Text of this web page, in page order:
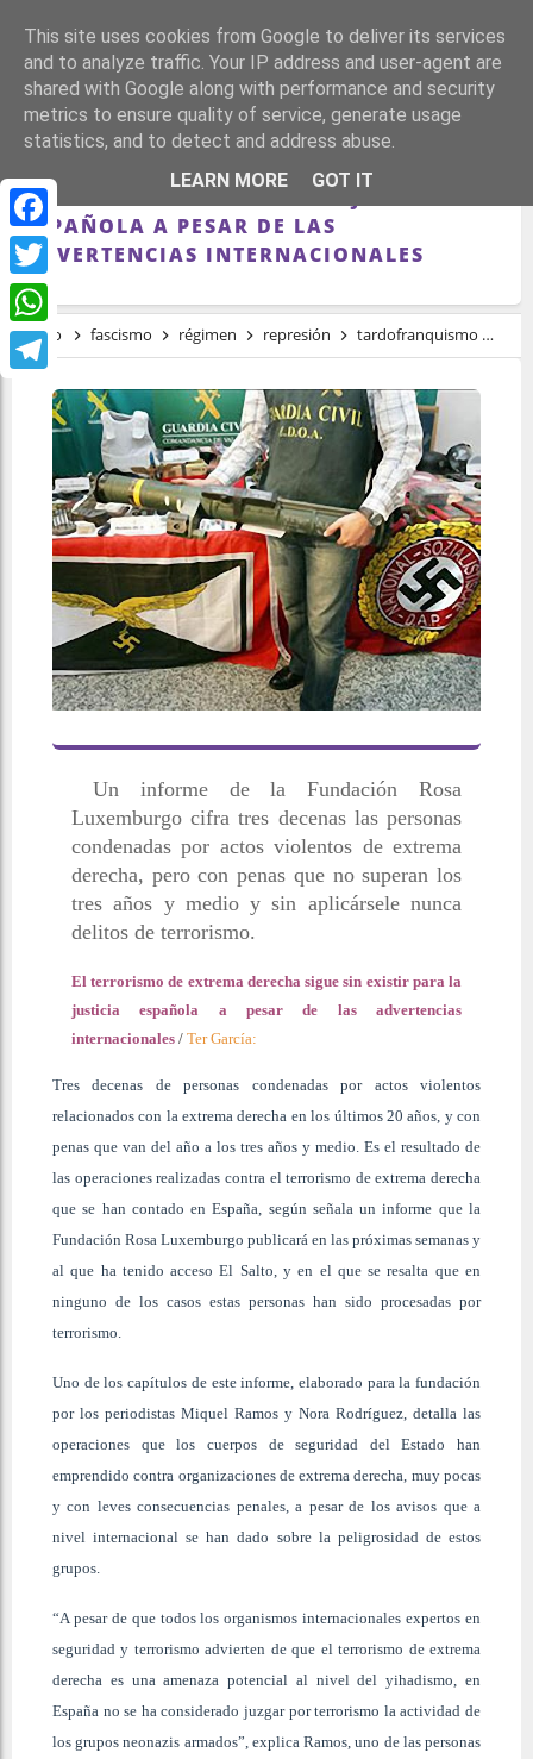
Facebook
Twitter
WhatsApp
Telegram
EL TERRORISMO DE EXTREMA DERECHA
SIGUE SIN EXISTIR PARA LA JUSTICIA
ESPAÑOLA A PESAR DE LAS
ADVERTENCIAS INTERNACIONALES
Inicio fascismo régimen represión tardofranquismo
Un informe de la Fundación Rosa
Luxemburgo cifra tres decenas las personas
condenadas por actos violentos de extrema
derecha, pero con penas que no superan los
tres años y medio y sin aplicársele nunca
delitos de terrorismo.
El terrorismo de extrema derecha sigue sin existir para la
justicia española a pesar de las advertencias
internacionales / Ter García:
Tres decenas de personas condenadas por actos violentos
relacionados con la extrema derecha en los últimos 20 años, y con
penas que van del año a los tres años y medio. Es el resultado de
las operaciones realizadas contra el terrorismo de extrema derecha
que se han contado en España, según señala un informe que la
Fundación Rosa Luxemburgo publicará en las próximas semanas y
al que ha tenido acceso El Salto, y en el que se resalta que en
ninguno de los casos estas personas han sido procesadas por
terrorismo.
Uno de los capítulos de este informe, elaborado para la fundación
por los periodistas Miquel Ramos y Nora Rodríguez, detalla las
operaciones que los cuerpos de seguridad del Estado han
emprendido contra organizaciones de extrema derecha, muy pocas
y con leves consecuencias penales, a pesar de los avisos que a
nivel internacional se han dado sobre la peligrosidad de estos
grupos.
“A pesar de que todos los organismos internacionales expertos en
seguridad y terrorismo advierten de que el terrorismo de extrema
derecha es una amenaza potencial al nivel del yihadismo, en
España no se ha considerado juzgar por terrorismo la actividad de
los grupos neonazis armados”, explica Ramos, uno de las personas
This site uses cookies from Google to deliver its services
and to analyze traffic. Your IP address and user-agent are
shared with Google along with performance and security
metrics to ensure quality of service, generate usage
statistics, and to detect and address abuse.
LEARN MORE
GOT IT